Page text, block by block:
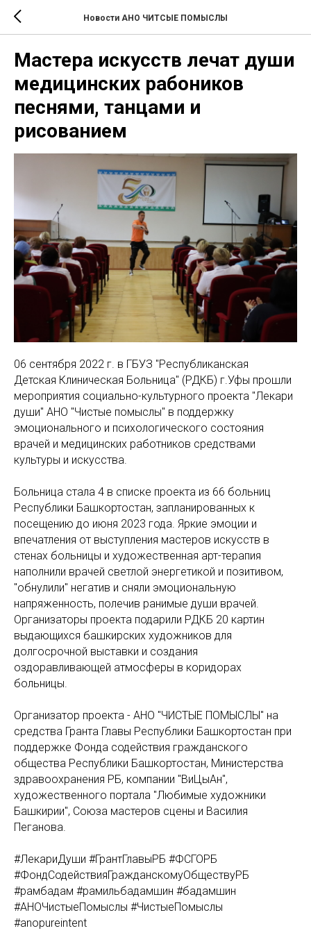
Новости АНО ЧИТСЫЕ ПОМЫСЛЫ
Мастера искусств лечат души
медицинских рабоников
песнями, танцами и
рисованием
06 сентября 2022 г. в ГБУЗ "Республиканская
Детская Клиническая Больница" (РДКБ) г.Уфы прошли
мероприятия социально-культурного проекта "Лекари
души" АНО "Чистые помыслы" в поддержку
эмоционального и психологического состояния
врачей и медицинских работников средствами
культуры и искусства.
Больница стала 4 в списке проекта из 66 больниц
Республики Башкортостан, запланированных к
посещению до июня 2023 года. Яркие эмоции и
впечатления от выступления мастеров искусств в
стенах больницы и художественная арт-терапия
наполнили врачей светлой энергетикой и позитивом,
"обнулили" негатив и сняли эмоциональную
напряженность, полечив ранимые души врачей.
Организаторы проекта подарили РДКБ 20 картин
выдающихся башкирских художников для
долгосрочной выставки и создания
оздоравливающей атмосферы в коридорах
больницы.
Организатор проекта - АНО "ЧИСТЫЕ ПОМЫСЛЫ" на
средства Гранта Главы Республики Башкортостан при
поддержке Фонда содействия гражданского
общества Республики Башкортостан, Министерства
здравоохранения РБ, компании "ВиЦыАн",
художественного портала "Любимые художники
Башкирии", Союза мастеров сцены и Василия
Пеганова.
#ЛекариДуши #ГрантГлавыРБ #ФСГОРБ
#ФондСодействияГражданскомуОбществуРБ
#рамбадам #рамильбадамшин #бадамшин
#АНОЧистыеПомыслы #ЧистыеПомыслы
#anopureintent